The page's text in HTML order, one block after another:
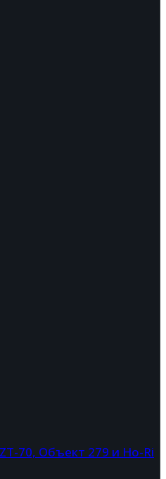
70, Объект 279 и Ho-Ri